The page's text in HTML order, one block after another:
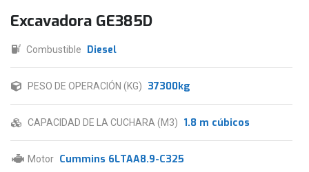
Excavadora GE385D
Combustible Diesel
PESO DE OPERACIÓN (KG) 37300kg
CAPACIDAD DE LA CUCHARA (M3) 1.8 m cúbicos
Motor Cummins 6LTAA8.9-C325